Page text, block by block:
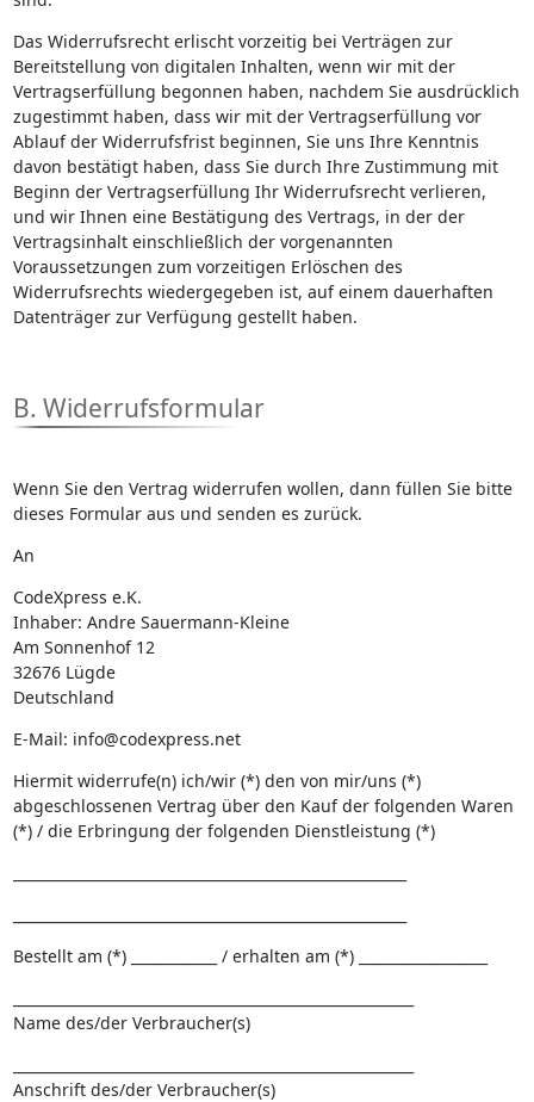
Das Widerrufsrecht erlischt vorzeitig bei Verträgen zur
Bereitstellung von digitalen Inhalten, wenn wir mit der
Vertragserfüllung begonnen haben, nachdem Sie ausdrücklich
zugestimmt haben, dass wir mit der Vertragserfüllung vor
Ablauf der Widerrufsfrist beginnen, Sie uns Ihre Kenntnis
davon bestätigt haben, dass Sie durch Ihre Zustimmung mit
Beginn der Vertragserfüllung Ihr Widerrufsrecht verlieren,
und wir Ihnen eine Bestätigung des Vertrags, in der der
Vertragsinhalt einschließlich der vorgenannten
Voraussetzungen zum vorzeitigen Erlöschen des
Widerrufsrechts wiedergegeben ist, auf einem dauerhaften
Datenträger zur Verfügung gestellt haben.
B. Widerrufsformular
Wenn Sie den Vertrag widerrufen wollen, dann füllen Sie bitte
dieses Formular aus und senden es zurück.
An
CodeXpress e.K.
Inhaber: Andre Sauermann-Kleine
Am Sonnenhof 12
32676 Lügde
Deutschland
E-Mail: info@codexpress.net
Hiermit widerrufe(n) ich/wir (*) den von mir/uns (*)
abgeschlossenen Vertrag über den Kauf der folgenden Waren
(*) / die Erbringung der folgenden Dienstleistung (*)
Bestellt am (*) ____________ / erhalten am (*) __________________
Name des/der Verbraucher(s)
Anschrift des/der Verbraucher(s)